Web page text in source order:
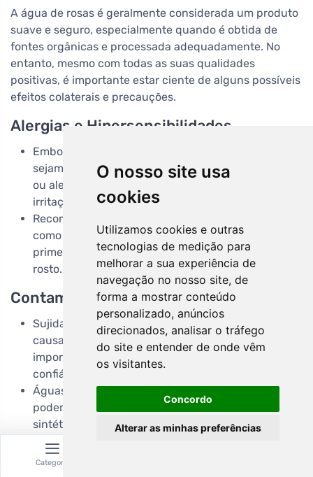
O nosso site usa
cookies
Utilizamos cookies e outras
tecnologias de medição para
melhorar a sua experiência de
navegação no nosso site, de
forma a mostrar conteúdo
personalizado, anúncios
direcionados, analisar o tráfego
do site e entender de onde vêm
os visitantes.
Concordo
Alterar as minhas preferências
A água de rosas é geralmente considerada um produto
suave e seguro, especialmente quando é obtida de
fontes orgânicas e processada adequadamente. No
entanto, mesmo com todas as suas qualidades
positivas, é importante estar ciente de alguns possíveis
efeitos colaterais e precauções.
Alergias e Hipersensibilidades
Embora as reacções alérgicas à água de rosas
sejam raras, alguns indivíduos com pele sensível
ou alergias específicas a flores podem sentir
irritação.
Recomenda-se testar uma pequena área da pele,
como a parte interna do pulso, antes de aplicar
primeiro a água de rosas numa área maior ou no
rosto.
Contaminação e Qualidade do Produto
Sujidade ou contaminação no produto podem
causar reacções adversas. Portanto, é sempre
importante escolher água de rosas de marcas
confiáveis com boas práticas de fabricação.
Águas de rosas não autênticas ou mal processadas
podem conter álcool adicionado ou fragrâncias
sintéticas que podem ser irritantes.
Efeitos nos olhos
Categoria